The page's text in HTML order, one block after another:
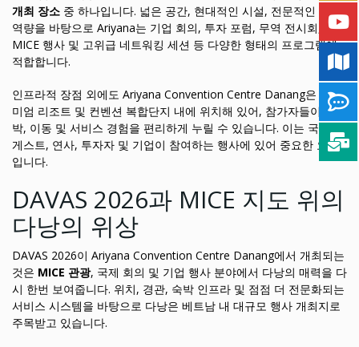
개최 장소 중 하나입니다. 넓은 공간, 현대적인 시설, 전문적인 운영
역량을 바탕으로 Ariyana는 기업 회의, 투자 포럼, 무역 전시회,
MICE 행사 및 고위급 네트워킹 세션 등 다양한 형태의 프로그램에
적합합니다.
인프라적 장점 외에도 Ariyana Convention Centre Danang은 프리
미엄 리조트 및 컨벤션 복합단지 내에 위치해 있어, 참가자들이 숙
박, 이동 및 서비스 경험을 편리하게 누릴 수 있습니다. 이는 국내외
게스트, 연사, 투자자 및 기업이 참여하는 행사에 있어 중요한 요소
입니다.
DAVAS 2026과 MICE 지도 위의
다낭의 위상
DAVAS 2026이 Ariyana Convention Centre Danang에서 개최되는
것은 MICE 관광, 국제 회의 및 기업 행사 분야에서 다낭의 매력을 다
시 한번 보여줍니다. 위치, 경관, 숙박 인프라 및 점점 더 전문화되는
서비스 시스템을 바탕으로 다낭은 베트남 내 대규모 행사 개최지로
주목받고 있습니다.